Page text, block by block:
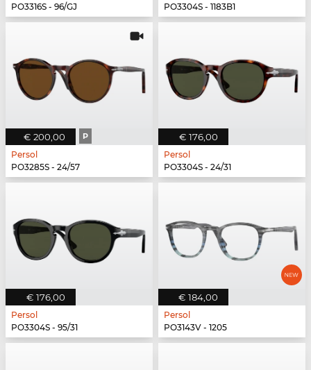
PO3316S - 96/GJ
PO3304S - 1183B1
€ 200,00 P
Persol
PO3285S - 24/57
€ 176,00
Persol
PO3304S - 24/31
€ 176,00
Persol
PO3304S - 95/31
€ 184,00
Persol
PO3143V - 1205